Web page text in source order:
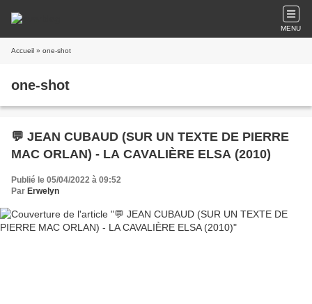
MENU
Accueil » one-shot
one-shot
💬 JEAN CUBAUD (SUR UN TEXTE DE PIERRE
MAC ORLAN) - LA CAVALIÈRE ELSA (2010)
Publié le 05/04/2022 à 09:52
Par Erwelyn